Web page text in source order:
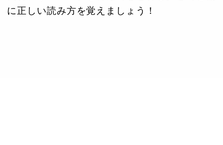
に正しい読み方を覚えましょう！